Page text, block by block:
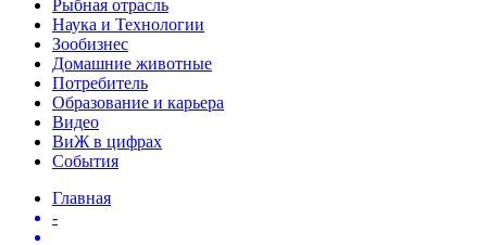
Рыбная отрасль
Наука и Технологии
Зообизнес
Домашние животные
Потребитель
Образование и карьера
Видео
ВиЖ в цифрах
События
Главная
-